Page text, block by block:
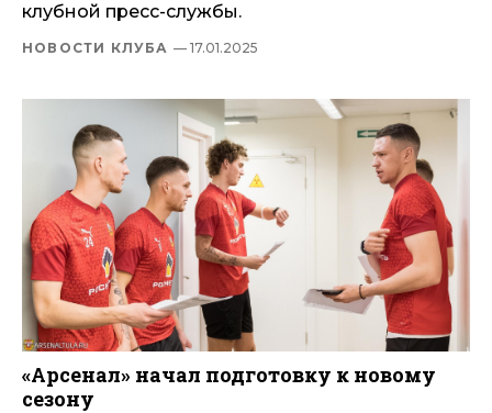
клубной пресс-службы.
НОВОСТИ КЛУБА — 17.01.2025
«Арсенал» начал подготовку к новому
сезону